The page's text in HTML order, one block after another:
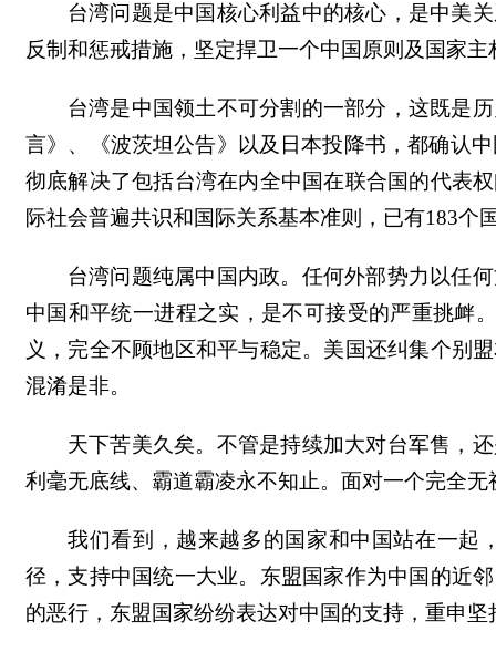
台湾问题是中国核心利益中的核心，是中美
反制和惩戒措施，坚定捍卫一个中国原则及国家主
台湾是中国领土不可分割的一部分，这既是
言》、《波茨坦公告》以及日本投降书，都确认
彻底解决了包括台湾在内全中国在联合国的代表
际社会普遍共识和国际关系基本准则，已有183
台湾问题纯属中国内政。任何外部势力以任
中国和平统一进程之实，是不可接受的严重挑衅
义，完全不顾地区和平与稳定。美国还纠集个别
混淆是非。
天下苦美久矣。不管是持续加大对台军售，
利毫无底线、霸道霸凌永不知止。面对一个完全
我们看到，越来越多的国家和中国站在一起
径，支持中国统一大业。东盟国家作为中国的近
的恶行，东盟国家纷纷表达对中国的支持，重申